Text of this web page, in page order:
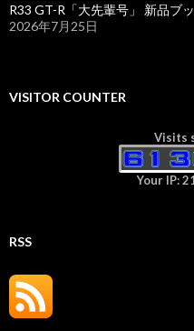
R33 GT-R「大先輩号」 新品ブ
2026年7月25日
VISITOR COUNTER
Visits
Your IP:
RSS